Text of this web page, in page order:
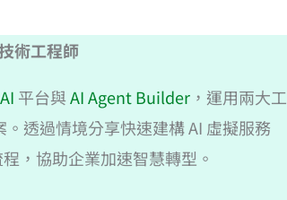
術工程師
平台與AI Agent Builder ，運用兩大工
透過情境分享快速建構 AI 虛擬服務
，協助企業加速智慧轉型。